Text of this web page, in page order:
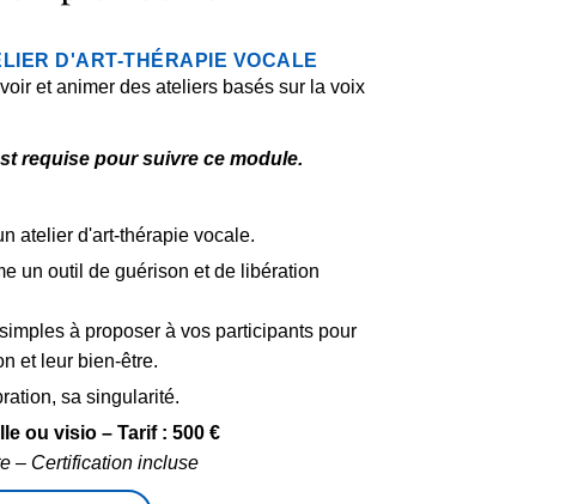
D'ART-THÉRAPIE VOCALE
et animer des ateliers basés sur la voix
requise pour suivre ce module.
atelier d'art-thérapie vocale.
un outil de guérison et de libération
à proposer à vos participants pour
et leur bien-être.
sa singularité.
ou visio –Tarif : 500 €
– Certification incluse